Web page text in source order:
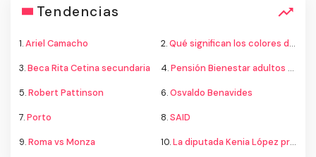
Tendencias
1.Ariel Camacho 2.Qué significan los colores de la bandera
3.Beca Rita Cetina secundaria 4.Pensión Bienestar adultos mayores
5.Robert Pattinson 6.Osvaldo Benavides
7.Porto 8.SAID
9.Roma vs Monza 10.La diputada Kenia López propone cambiar el nombre del país a México